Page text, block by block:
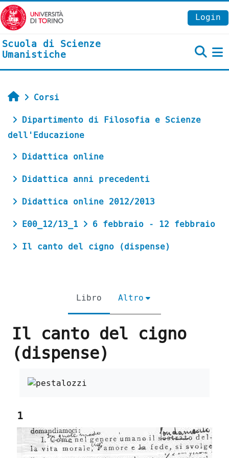
Vai al contenuto principale
Login
Scuola di Scienze
Umanistiche
Home
Corsi
Dipartimento di Filosofia e Scienze
dell'Educazione
Didattica online
Didattica anni precedenti
Didattica online 2012/2013
E00_12/13_1
6 febbraio - 12 febbraio
Il canto del cigno (dispense)
Libro Altro
Il canto del cigno
(dispense)
1